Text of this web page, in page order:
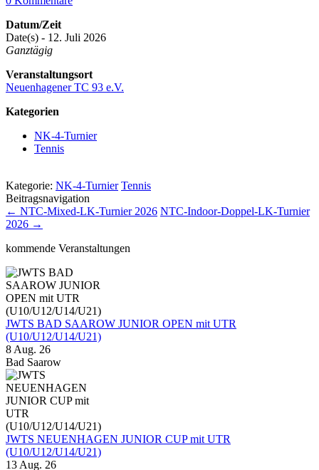
Datum/Zeit
Date(s) - 12. Juli 2026
Ganztägig
Veranstaltungsort
Neuenhagener TC 93 e.V.
Kategorien
NK-4-Turnier
Tennis
Kategorie: NK-4-Turnier Tennis
Beitragsnavigation
← NTC-Mixed-LK-Turnier 2026 NTC-Indoor-Doppel-LK-Turnier
2026 →
kommende Veranstaltungen
JWTS BAD SAAROW JUNIOR OPEN mit UTR
(U10/U12/U14/U21)
8 Aug. 26
Bad Saarow
JWTS NEUENHAGEN JUNIOR CUP mit UTR
(U10/U12/U14/U21)
13 Aug. 26